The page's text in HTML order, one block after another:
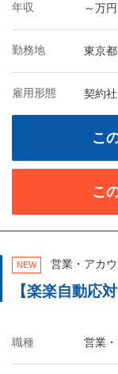
年収 ～万円
勤務地 東京都
雇用形態 契約
こ
こ
NEW 営業・アカ
【楽楽自動応
職種 営業